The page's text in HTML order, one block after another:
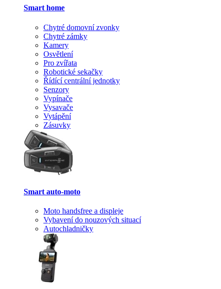
Smart home
Chytré domovní zvonky
Chytré zámky
Kamery
Osvětlení
Pro zvířata
Robotické sekačky
Řídící centrální jednotky
Senzory
Vypínače
Vysavače
Vytápění
Zásuvky
Smart auto-moto
Moto handsfree a displeje
Vybavení do nouzových situací
Autochladničky